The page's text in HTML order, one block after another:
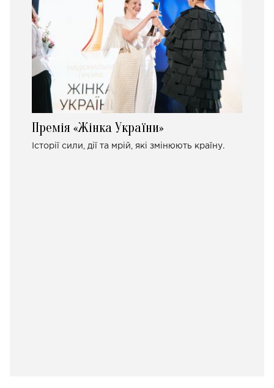
Премія «Жінка України»
Історії сили, дії та мрій, які змінюють країну.